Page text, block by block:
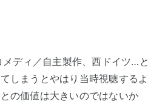
ディ／自主製作、西ドイツ…と
しまうとやはり当時視聴するよ
の価値は大きいのではないか